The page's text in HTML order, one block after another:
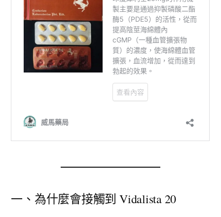
一、為什麼會接觸到 Vidalista 20